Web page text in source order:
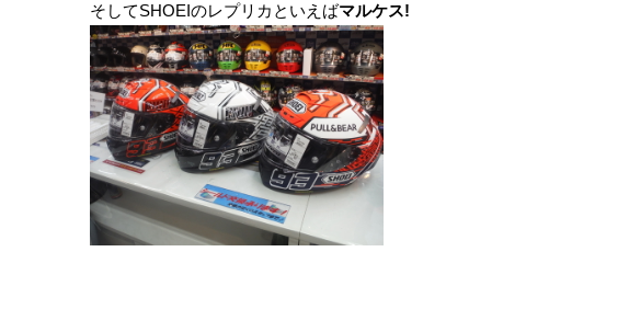
そしてSHOEIのレプリカといえばマルケス!